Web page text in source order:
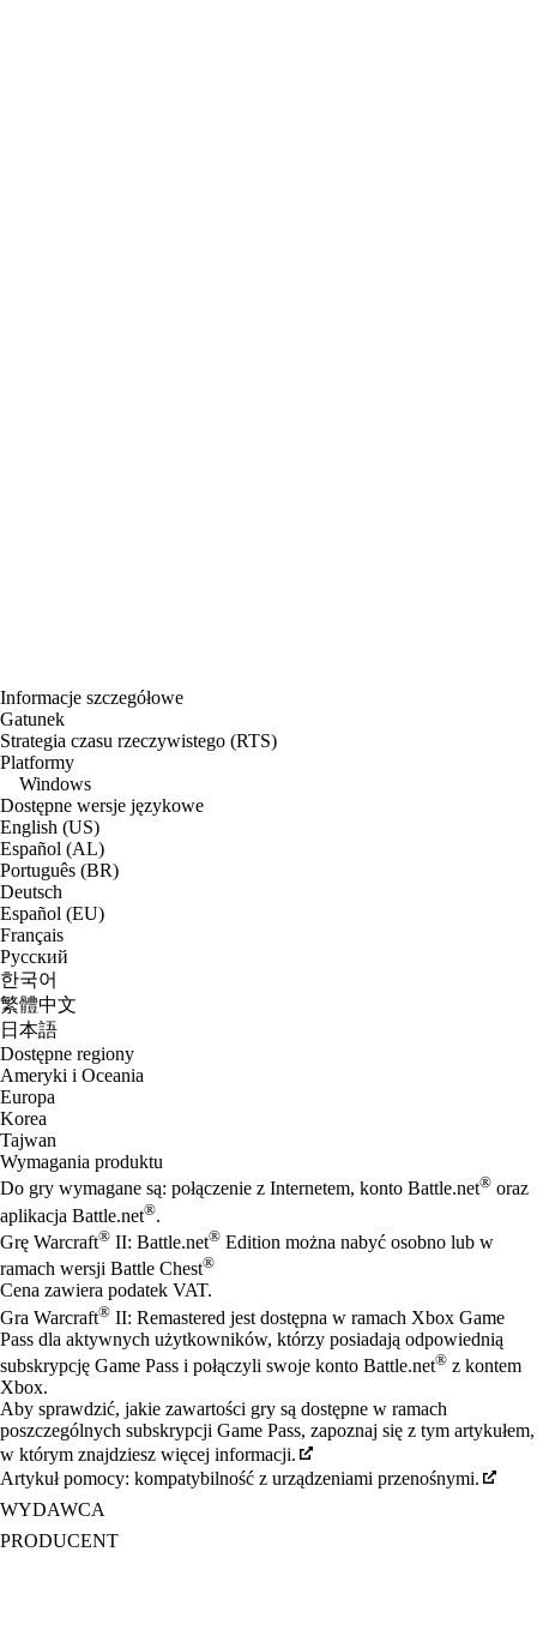
Informacje szczegółowe
Gatunek
Strategia czasu rzeczywistego (RTS)
Platformy
Windows
Dostępne wersje językowe
English (US)
Español (AL)
Português (BR)
Deutsch
Español (EU)
Français
Русский
한국어
繁體中文
日本語
Dostępne regiony
Ameryki i Oceania
Europa
Korea
Tajwan
Wymagania produktu
Do gry wymagane są: połączenie z Internetem, konto Battle.net® oraz
aplikacja Battle.net®.
Grę Warcraft® II: Battle.net® Edition można nabyć osobno lub w
ramach wersji Battle Chest®
Cena zawiera podatek VAT.
Gra Warcraft® II: Remastered jest dostępna w ramach Xbox Game
Pass dla aktywnych użytkowników, którzy posiadają odpowiednią
subskrypcję Game Pass i połączyli swoje konto Battle.net® z kontem
Xbox.
Aby sprawdzić, jakie zawartości gry są dostępne w ramach
poszczególnych subskrypcji Game Pass, zapoznaj się z tym artykułem,
w którym znajdziesz więcej informacji.
Artykuł pomocy: kompatybilność z urządzeniami przenośnymi.
WYDAWCA
PRODUCENT